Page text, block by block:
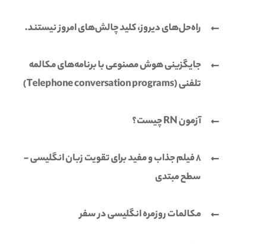
راه‌حل‌های دیروز، کلید چالش‌های امروز نیستند.
جایگزینی هوش مصنوعی با برنامه‌های مکالمه
تلفنی (Telephone conversation programs)
آزمون RN چیست؟
8 فیلم جذاب و مفید برای تقویت زبان انگلیسی -
سطح مبتدی
مکالمات روزمره انگلیسی در سفر